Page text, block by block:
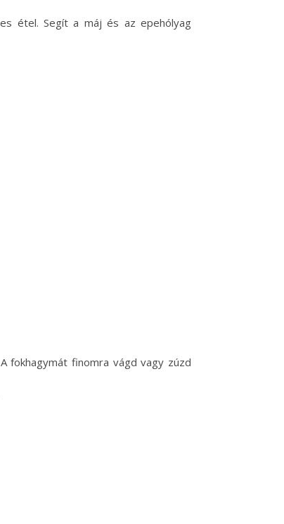
étel. Segít a máj és az epehólyag
fokhagymát finomra vágd vagy zúzd